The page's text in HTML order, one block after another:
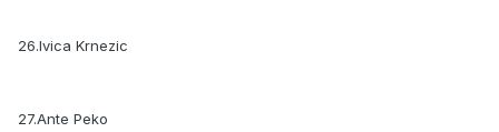
26.Ivica Krnezic
27.Ante Peko